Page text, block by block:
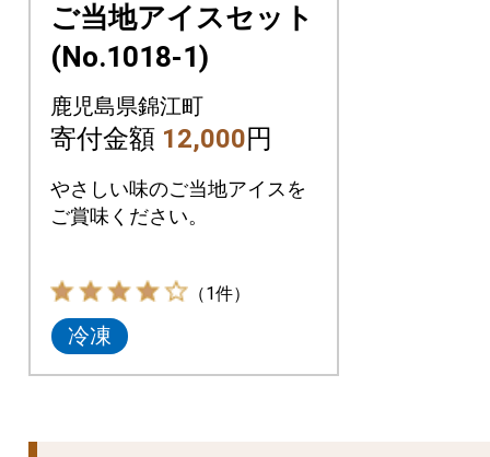
ご当地アイスセット
(No.1018-1)
鹿児島県錦江町
寄付金額 12,000円
やさしい味のご当地アイスを
ご賞味ください。
（1件）
冷凍